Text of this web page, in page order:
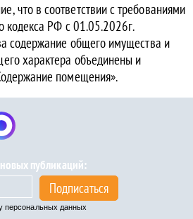
что в соответствии с требованиями
кодекса РФ с 01.05.2026г.
содержание общего имущества и
характера объединены и
помещения».
публикаций:
Подписаться
персональных данных